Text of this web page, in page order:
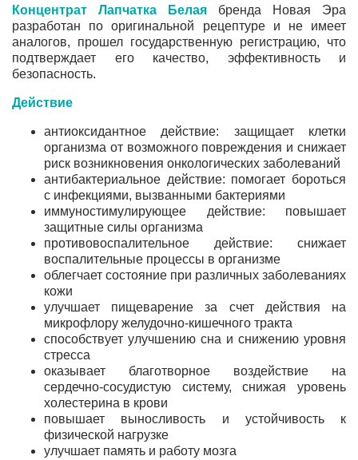
Концентрат Лапчатка Белая бренда Новая Эра
разработан по оригинальной рецептуре и не имеет
аналогов, прошел государственную регистрацию, что
подтверждает его качество, эффективность и
безопасность.
Действие
антиоксидантное действие: защищает клетки
организма от возможного повреждения и снижает
риск возникновения онкологических заболеваний
антибактериальное действие: помогает бороться
с инфекциями, вызванными бактериями
иммуностимулирующее действие: повышает
защитные силы организма
противовоспалительное действие: снижает
воспалительные процессы в организме
облегчает состояние при различных заболеваниях
кожи
улучшает пищеварение за счет действия на
микрофлору желудочно-кишечного тракта
способствует улучшению сна и снижению уровня
стресса
оказывает благотворное воздействие на
сердечно-сосудистую систему, снижая уровень
холестерина в крови
повышает выносливость и устойчивость к
физической нагрузке
улучшает память и работу мозга